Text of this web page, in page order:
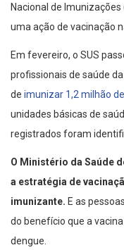
Nacional de
uma ação de vacinação
Em fevereiro, o SUS
profissionais de saúde
de imunizar 1,2 milhão
unidades básicas de
registrados foram
O Ministério da Saúde
a estratégia de
imunizante. E as
do benefício que a
dengue.